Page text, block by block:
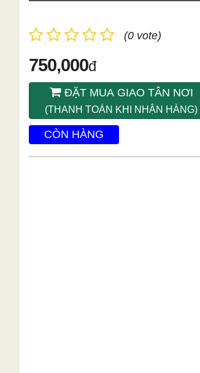
(0 vote)
750,000đ
ĐẶT MUA GIAO TÂN NƠI
(THANH TOÁN KHI NHẬN HÀNG)
CÒN HÀNG